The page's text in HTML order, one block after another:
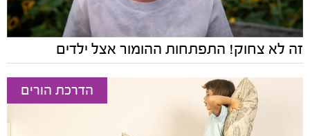
זה לא צחוק! התפתחות ההומור אצל ילדים
הדרכת הורים